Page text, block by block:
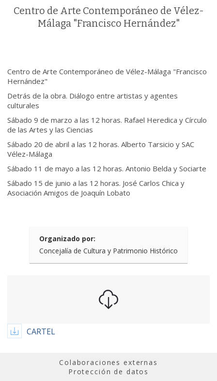
Centro de Arte Contemporáneo de Vélez-
Málaga "Francisco Hernández"
Centro de Arte Contemporáneo de Vélez-Málaga "Francisco
Hernández"
Detrás de la obra. Diálogo entre artistas y agentes
culturales
Sábado 9 de marzo a las 12 horas. Rafael Heredica y Círculo
de las Artes y las Ciencias
Sábado 20 de abril a las 12 horas. Alberto Tarsicio y SAC
Vélez-Málaga
Sábado 11 de mayo a las 12 horas. Antonio Belda y Sociarte
Sábado 15 de junio a las 12 horas. José Carlos Chica y
Asociación Amigos de Joaquín Lobato
Organizado por:
Concejalía de Cultura y Patrimonio Histórico
CARTEL
Colaboraciones externas
Protección de datos